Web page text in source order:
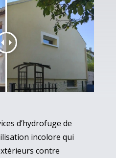
d’hydrofuge de
incolore qui
contre